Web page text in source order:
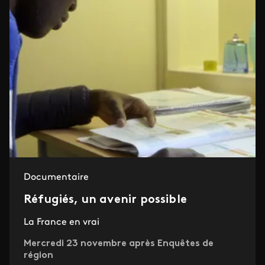
Documentaire
Réfugiés, un avenir possible
La France en vrai
Mercredi 23 novembre après Enquêtes de
région